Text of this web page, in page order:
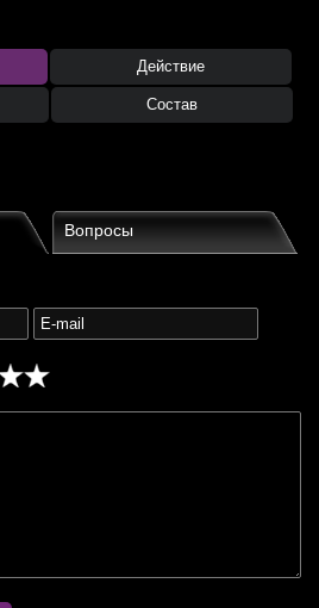
Действие
Состав
Вопросы